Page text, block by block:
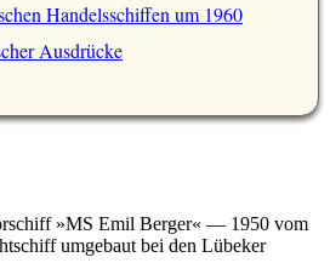
Handelsschiffen um 1960
Ausdrücke
»MS Emil Berger« — 1950 vom
umgebaut bei den Lübeker